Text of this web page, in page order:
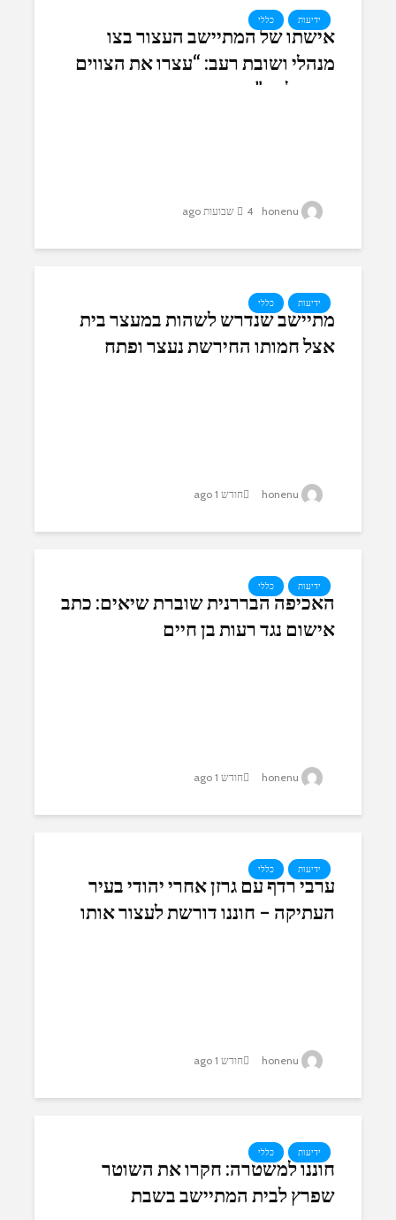
ידיעות כללי
אישתו של המתיישב העצור בצו
מנהלי ושובת רעב: “עצרו את הצווים
המנהליים”
4 שבועות ago
ידיעות כללי
מתיישב שנדרש לשהות במעצר בית
אצל חמותו החירשת נעצר ופתח
חודש 1 ago
ידיעות כללי
האכיפה הבררנית שוברת שיאים: כתב
אישום נגד רעות בן חיים
חודש 1 ago
ידיעות כללי
ערבי רדף עם גרזן אחרי יהודי בעיר
העתיקה – חוננו דורשת לעצור אותו
חודש 1 ago
ידיעות כללי
חוננו למשטרה: חקרו את השוטר
שפרץ לבית המתיישב בשבת